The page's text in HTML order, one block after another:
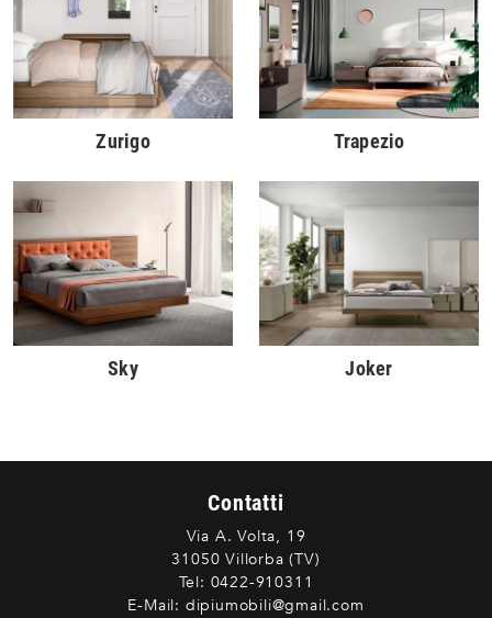
Zurigo Trapezio
Sky Joker
Contatti
Via A. Volta, 19
31050 Villorba (TV)
Tel: 0422-910311
E-Mail: dipiumobili@gmail.com